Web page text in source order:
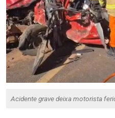
Acidente grave deixa motorista